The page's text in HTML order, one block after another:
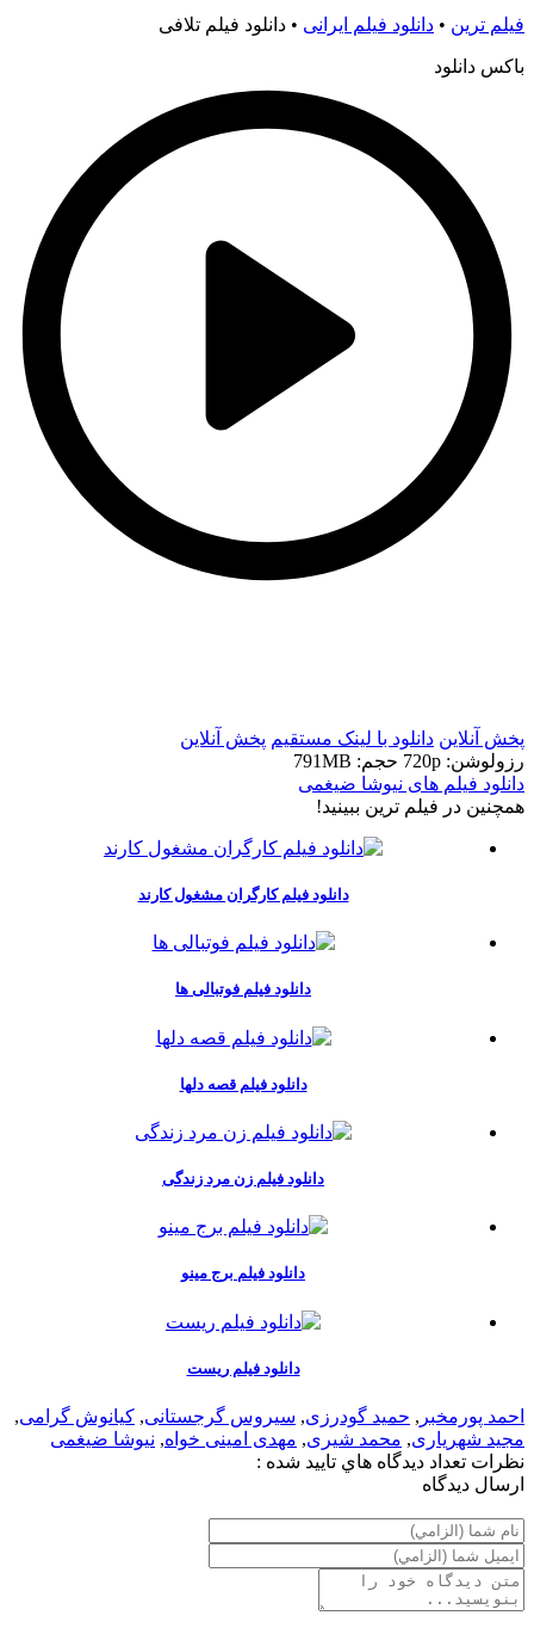
فیلم ترین • دانلود فیلم ایرانی • دانلود فیلم تلافی
باکس دانلود
پخش آنلاین دانلود با لينک مستقيم پخش آنلاین
رزولوشن: 720p
حجم: 791MB
دانلود فیلم های نیوشا ضیغمی
همچنين در فيلم ترين ببينيد!
دانلود فیلم کارگران مشغول کارند
دانلود فیلم فوتبالی ها
دانلود فیلم قصه دلها
دانلود فیلم زن مرد زندگی
دانلود فیلم برج مینو
دانلود فیلم ریست
احمد پورمخبر , حمید گودرزی, سیروس گرجستانی, کیانوش گرامی,
مجید شهریاری, محمد شیری, مهدی امینی خواه, نیوشا ضیغمی
نظرات تعداد ديدگاه هاي تاييد شده :
ارسال ديدگاه